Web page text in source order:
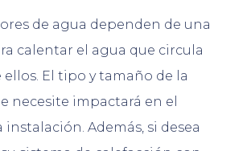
de agua dependen de una
calentar el agua que circula
ellos. El tipo y tamaño de la
necesite impactará en el
instalación. Además, si desea